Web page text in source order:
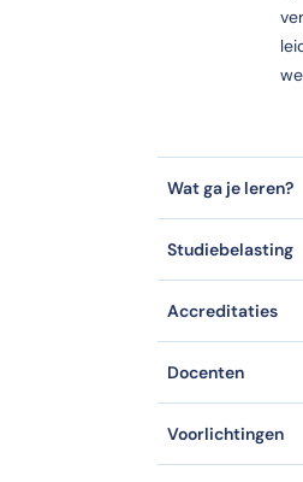
(inc btw) Tweedaagse
Wat ga je leren?
Studiebelasting
Accreditaties
Docenten
Voorlichtingen